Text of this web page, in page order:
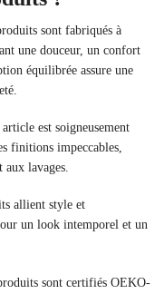
sont fabriqués à
une douceur, un confort
équilibrée assure une
article est soigneusement
finitions impeccables,
aux lavages.
allient style et
un look intemporel et un
sont certifiés OEKO-